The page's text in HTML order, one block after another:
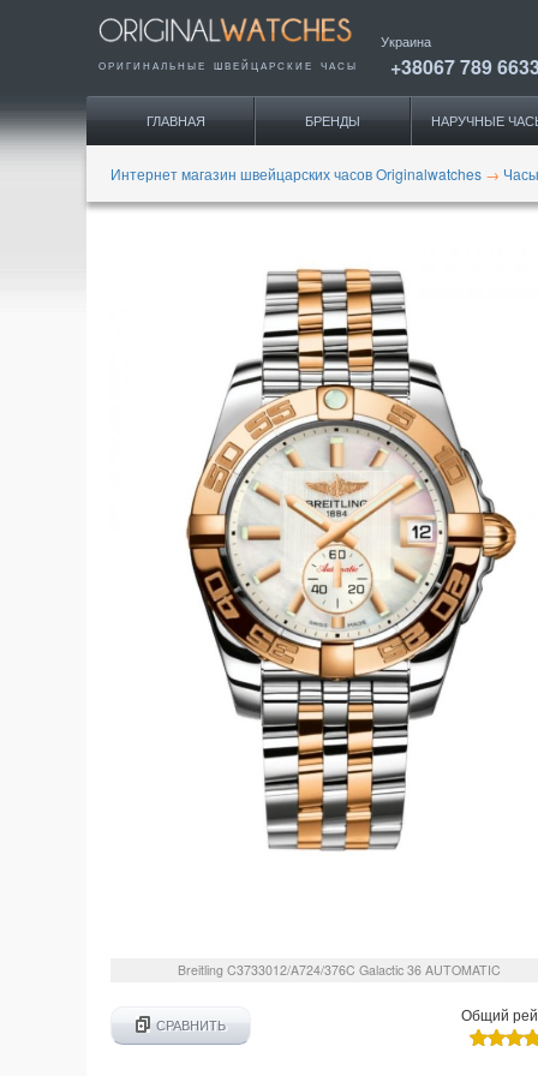
ОРИГИНАЛЬНЫЕ ШВЕЙЦАРСКИЕ ЧАСЫ
Украина
+38067 789
ГЛАВНАЯ БРЕНДЫ НАРУЧНЫЕ
Интернет магазин швейцарских часов Originalwatches →
Breitling C3733012/A724/376C Galactic 36 AUTOMATIC
СРАВНИТЬ
Общий